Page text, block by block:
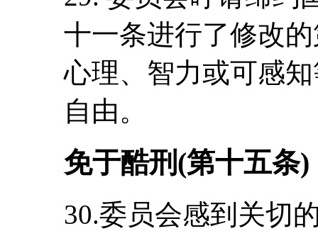
十一条进行了修改
心理、智力或可感
自由。
免于酷刑(第十五条)
30.委员会感到关切